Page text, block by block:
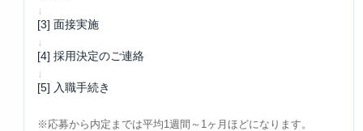
[3] 面接実施
[4] 採用決定のご連絡
[5] 入職手続き
※応募から内定までは平均1週間～1ヶ月ほどになります。